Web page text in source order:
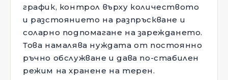
график, контрол върху количеството
и разстоянието на разпръскване и
соларно подпомагане на зареждането.
Това намалява нуждата от постоянно
ръчно обслужване и дава по-стабилен
режим на хранене на терен.